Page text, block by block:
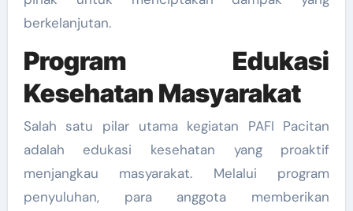
berkelanjutan.
Program Edukasi
Kesehatan Masyarakat
Salah satu pilar utama kegiatan PAFI Pacitan
adalah edukasi kesehatan yang proaktif
menjangkau masyarakat. Melalui program
penyuluhan, para anggota memberikan